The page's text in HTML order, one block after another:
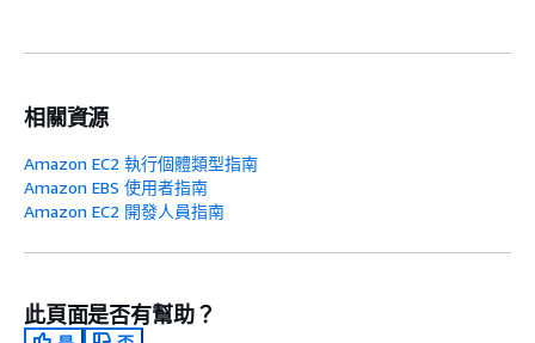
相關資源
Amazon EC2 執行個體類型指南
Amazon EBS 使用者指南
Amazon EC2 開發人員指南
此頁面是否有幫助？